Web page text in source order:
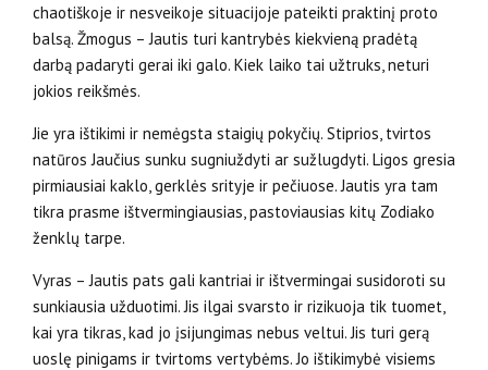
chaotiškoje ir nesveikoje situacijoje pateikti praktinį proto
balsą. Žmogus – Jautis turi kantrybės kiekvieną pradėtą
darbą padaryti gerai iki galo. Kiek laiko tai užtruks, neturi
jokios reikšmės.
Jie yra ištikimi ir nemėgsta staigių pokyčių. Stiprios, tvirtos
natūros Jaučius sunku sugniuždyti ar sužlugdyti. Ligos gresia
pirmiausiai kaklo, gerklės srityje ir pečiuose. Jautis yra tam
tikra prasme ištvermingiausias, pastoviausias kitų Zodiako
ženklų tarpe.
Vyras – Jautis pats gali kantriai ir ištvermingai susido­roti su
sunkiausia užduotimi. Jis ilgai svarsto ir rizikuoja tik tuomet,
kai yra tikras, kad jo įsijungimas nebus veltui. Jis turi gerą
uoslę pinigams ir tvirtoms vertybėms. Jo ištikimybė visiems